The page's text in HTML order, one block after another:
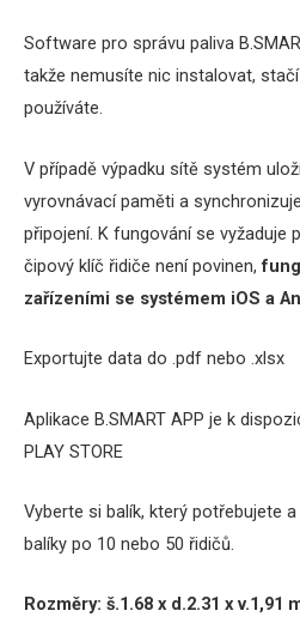
Software pro správu paliva
takže nemusíte nic instalovat,
používáte.
V případě výpadku sítě systém
vyrovnávací paměti a
připojení. K fungování se vyžaduje
čipový klíč řidiče není povinen,
zařízeními se systémem iOS a
Exportujte data do .pdf nebo .xlsx
Aplikace B.SMART APP je k
PLAY STORE
Vyberte si balík, který potřebujete
balíky po 10 nebo 50 řidičů.
Rozměry: š.1.68 x d.2.31 x v.1,91